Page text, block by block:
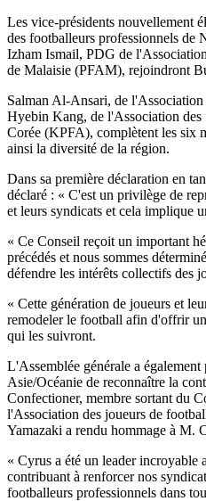
Les vice-présidents nouvellement
des footballeurs professionnels
Izham Ismail, PDG de
de Malaisie (PFAM), rejoindront
Salman Al-Ansari, de
Hyebin Kang, de l'Association des
Corée (KPFA), complètent les six
ainsi la diversité de la région.
Dans sa première déclaration en
déclaré : « C'est un privilège de
et leurs syndicats et cela implique
« Ce Conseil reçoit un important
précédés et nous sommes
défendre les intérêts collectifs des
« Cette génération de joueurs et
remodeler le football afin d'offrir
qui les suivront.
L'Assemblée générale a
Asie/Océanie de reconnaître la
Confectioner, membre sortant du
l'Association des joueurs de
Yamazaki a rendu hommage à M.
« Cyrus a été un leader incroyable
contribuant à renforcer nos
footballeurs professionnels dans